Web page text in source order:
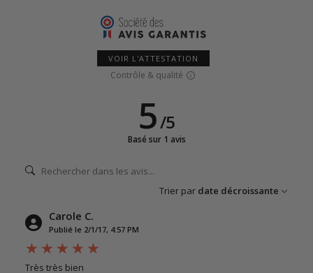
VOIR L'ATTESTATION
Contrôle & qualité
5/5
Basé sur 1 avis
Trier par date décroissante
Carole C.
Publié le 2/1/17, 4:57 PM
Très très bien